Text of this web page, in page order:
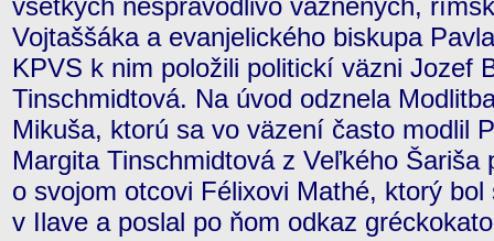
Vojtaššáka a evanjelického biskupa
KPVS k nim položili politickí väzni Jozef
Tinschmidtová. Na úvod odznela
Mikuša, ktorú sa vo väzení často modlil
Margita Tinschmidtová z Veľkého Šariša
o svojom otcovi Félixovi Mathé, ktorý
v Ilave a poslal po ňom odkaz